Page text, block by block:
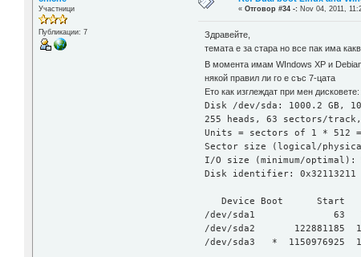
Участници
Публикации: 7
«Отговор #34 -: Nov 04, 2011,
Здравейте,
темата е за стара но все пак има
В момента имам WIndows XP и
някой правил ли го е със 7-цата
Ето как изглеждат при мен дисковете:
Disk /dev/sda: 1000.2 GB,
255 heads, 63 sectors/
Units = sectors of 1 * 512
Sector size (logical/
I/O size (minimum/
Disk identifier: 0x32113211
Device Boot
/dev/sda1 63
/dev/sda2 122881185
/dev/sda3 * 1150976925